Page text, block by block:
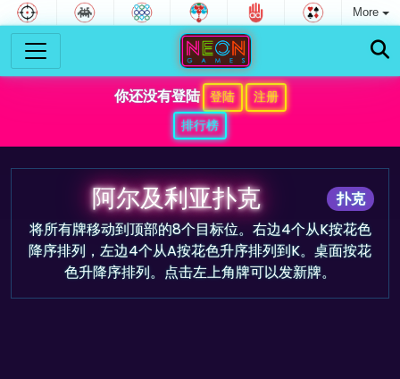
More
你还没有登陆 登陆
注册
排行榜
扑克
阿尔及利亚扑克
将所有牌移动到顶部的8个目标位。右边4个从K按花色
降序排列，左边4个从A按花色升序排列到K。桌面按花
色升降序排列。点击左上角牌可以发新牌。